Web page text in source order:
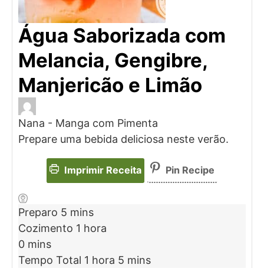
Água Saborizada com
Melancia, Gengibre,
Manjericão e Limão
Nana - Manga com Pimenta
Prepare uma bebida deliciosa neste verão.
Imprimir Receita Pin Recipe
Preparo 5 mins
Cozimento 1 hora
0 mins
Tempo Total 1 hora 5 mins